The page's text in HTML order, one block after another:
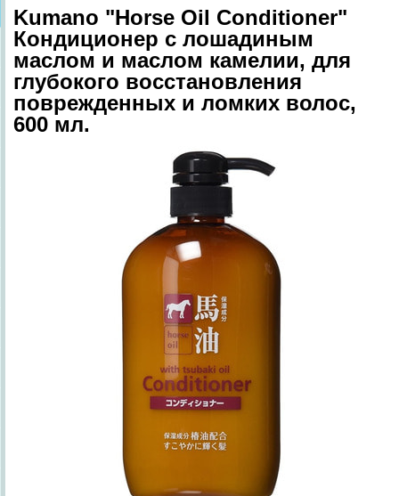
Kumano "Horse Oil Conditioner"
Кондиционер с лошадиным
маслом и маслом камелии, для
глубокого восстановления
поврежденных и ломких волос,
600 мл.